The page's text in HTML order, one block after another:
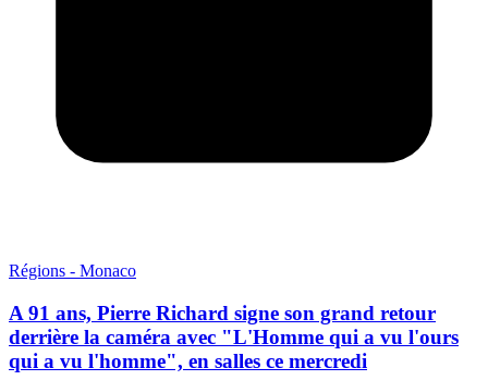
Régions - Monaco
A 91 ans, Pierre Richard signe son grand retour
derrière la caméra avec "L'Homme qui a vu l'ours
qui a vu l'homme", en salles ce mercredi